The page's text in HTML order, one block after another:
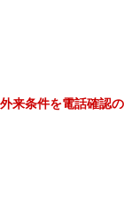
来条件を電話確認